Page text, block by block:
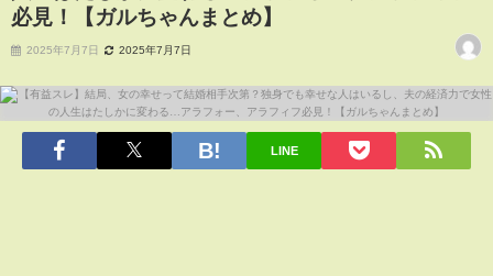
必見！【ガルちゃんまとめ】
2025年7月7日 2025年7月7日
LINE